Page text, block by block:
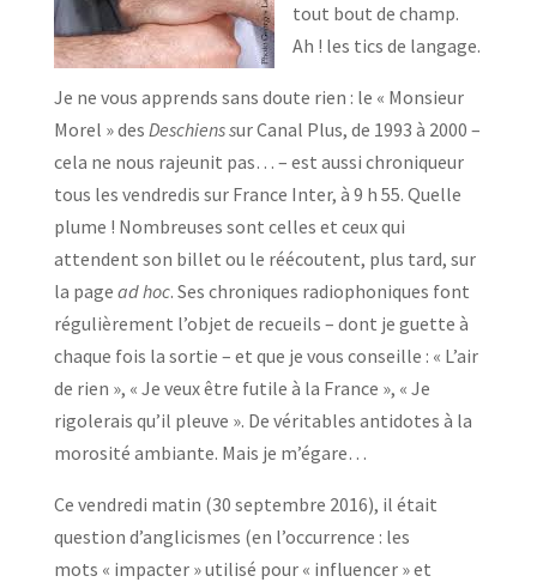
tout bout de champ.
Ah ! les tics de langage.
Je ne vous apprends sans doute rien : le « Monsieur
Morel » des Deschiens sur Canal Plus, de 1993 à 2000 –
cela ne nous rajeunit pas… – est aussi chroniqueur
tous les vendredis sur France Inter, à 9 h 55. Quelle
plume ! Nombreuses sont celles et ceux qui
attendent son billet ou le réécoutent, plus tard, sur
la page ad hoc. Ses chroniques radiophoniques font
régulièrement l’objet de recueils – dont je guette à
chaque fois la sortie – et que je vous conseille : « L’air
de rien », « Je veux être futile à la France », « Je
rigolerais qu’il pleuve ». De véritables antidotes à la
morosité ambiante. Mais je m’égare…
Ce vendredi matin (30 septembre 2016), il était
question d’anglicismes (en l’occurrence : les
mots « impacter » utilisé pour « influencer » et